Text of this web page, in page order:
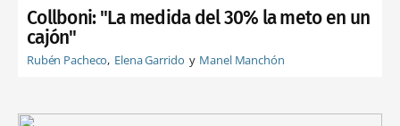
Collboni: "La medida del 30% la meto en un
cajón"
Rubén Pacheco Elena Garrido Manel Manchón